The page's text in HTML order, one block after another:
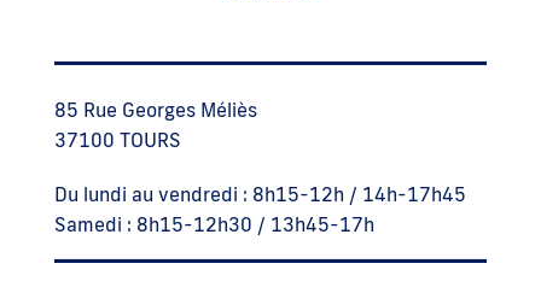
85 Rue Georges Méliès
37100 TOURS
Du lundi au vendredi : 8h15-12h / 14h-17h45
Samedi : 8h15-12h30 / 13h45-17h